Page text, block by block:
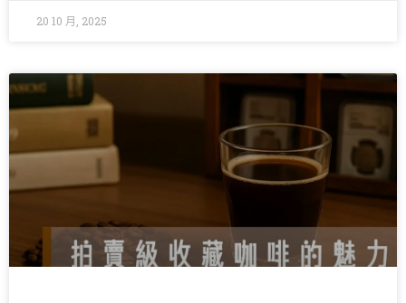
20 10 月, 2025